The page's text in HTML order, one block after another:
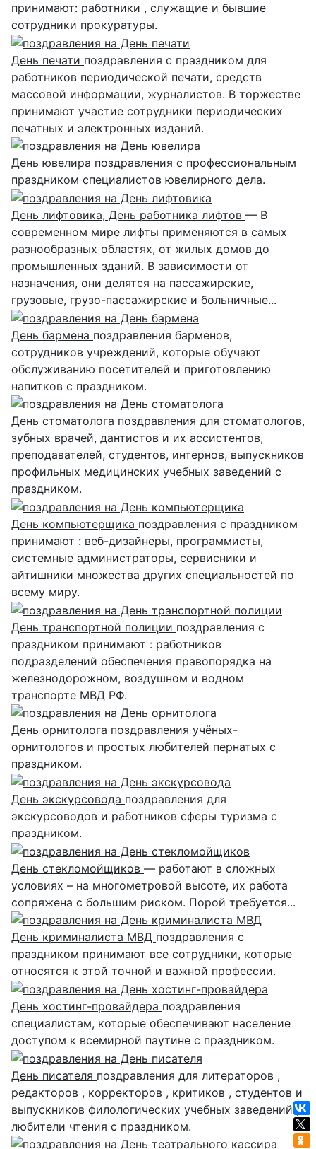
принимают: работники , служащие и бывшие
сотрудники прокуратуры.
День печати поздравления с праздником для
работников периодической печати, средств
массовой информации, журналистов. В торжестве
принимают участие сотрудники периодических
печатных и электронных изданий.
День ювелира поздравления с профессиональным
праздником специалистов ювелирного дела.
День лифтовика, День работника лифтов — В
современном мире лифты применяются в самых
разнообразных областях, от жилых домов до
промышленных зданий. В зависимости от
назначения, они делятся на пассажирские,
грузовые, грузо-пассажирские и больничные...
День бармена поздравления барменов,
сотрудников учреждений, которые обучают
обслуживанию посетителей и приготовлению
напитков с праздником.
День стоматолога поздравления для стоматологов,
зубных врачей, дантистов и их ассистентов,
преподавателей, студентов, интернов, выпускников
профильных медицинских учебных заведений с
праздником.
День компьютерщика поздравления с праздником
принимают : веб-дизайнеры, программисты,
системные администраторы, сервисники и
айтишники множества других специальностей по
всему миру.
День транспортной полиции поздравления с
праздником принимают : работников
подразделений обеспечения правопорядка на
железнодорожном, воздушном и водном
транспорте МВД РФ.
День орнитолога поздравления учёных-
орнитологов и простых любителей пернатых с
праздником.
День экскурсовода поздравления для
экскурсоводов и работников сферы туризма с
праздником.
День стекломойщиков — работают в сложных
условиях – на многометровой высоте, их работа
сопряжена с большим риском. Порой требуется...
День криминалиста МВД поздравления с
праздником принимают все сотрудники, которые
относятся к этой точной и важной профессии.
День хостинг-провайдера поздравления
специалистам, которые обеспечивают население
доступом к всемирной паутине с праздником.
День писателя поздравления для литераторов ,
редакторов , корректоров , критиков , студентов и
выпускников филологических учебных заведений ,
любители чтения с праздником.